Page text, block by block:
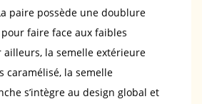
paire possède une doublure
faire face aux faibles
ailleurs, la semelle extérieure
caramélisé, la semelle
s’intègre au design global et